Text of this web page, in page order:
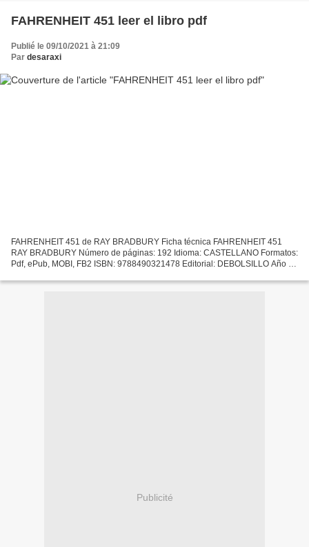
FAHRENHEIT 451 leer el libro pdf
Publié le 09/10/2021 à 21:09
Par desaraxi
FAHRENHEIT 451 de RAY BRADBURY Ficha técnica FAHRENHEIT 451
RAY BRADBURY Número de páginas: 192 Idioma: CASTELLANO Formatos:
Pdf, ePub, MOBI, FB2 ISBN: 9788490321478 Editorial: DEBOLSILLO Año de
Publicité